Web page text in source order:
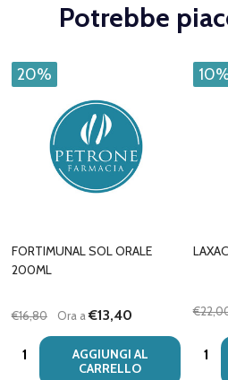
Potrebbe
20%
FORTIMUNAL SOL ORALE
200ML
€16,80 Ora a€13,40
Quantità:
AGGIUNGI AL
CARRELLO